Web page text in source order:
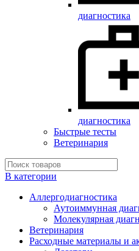
диагностика
диагностика
Быстрые тесты
Ветеринария
В категории
Аллергодиагностика
Аутоиммунная
Молекулярная
Ветеринария
Расходные материалы и